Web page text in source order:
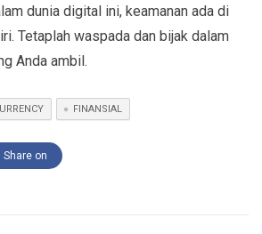
dunia digital ini, keamanan ada di
Tetaplah waspada dan bijak dalam
Anda ambil.
FINANSIAL
Share on